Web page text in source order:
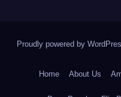
Proudly powered by
Home About Us